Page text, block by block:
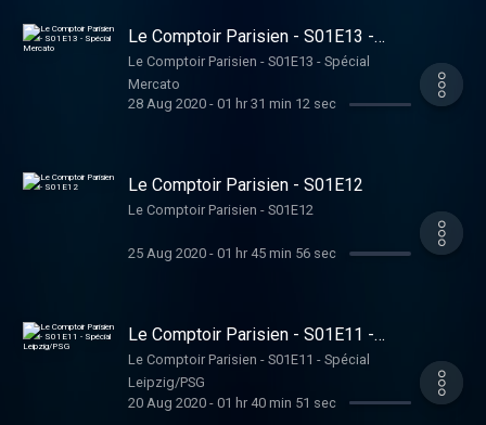
Le Comptoir Parisien - S01E13 -
Spécial Mercato
Le Comptoir Parisien - S01E13 - Spécial
Mercato
28 Aug 2020- 01 hr 31 min 12 sec
Le Comptoir Parisien - S01E12
Le Comptoir Parisien - S01E12
25 Aug 2020- 01 hr 45 min 56 sec
Le Comptoir Parisien - S01E11 -
Spécial Leipzig/PSG
Le Comptoir Parisien - S01E11 - Spécial
Leipzig/PSG
20 Aug 2020- 01 hr 40 min 51 sec